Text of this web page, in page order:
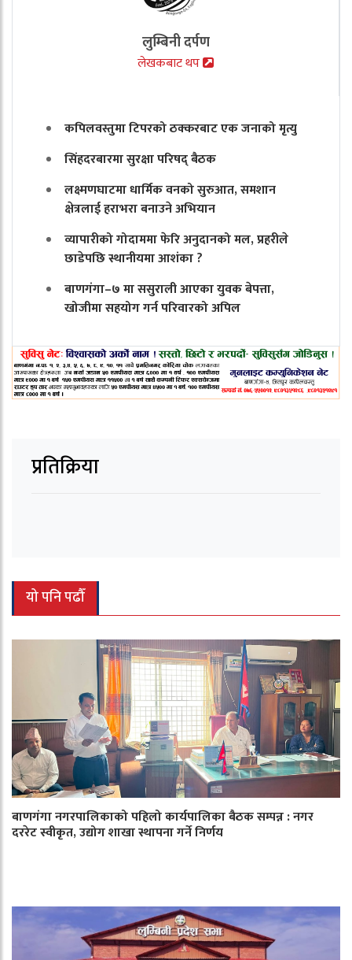
लुम्बिनी दर्पण
लेखकबाट थप
कपिलवस्तुमा टिपरको ठक्करबाट एक जनाको मृत्यु
सिंहदरबारमा सुरक्षा परिषद् बैठक
लक्ष्मणघाटमा धार्मिक वनको सुरुआत, समशान
क्षेत्रलाई हराभरा बनाउने अभियान
व्यापारीको गोदाममा फेरि अनुदानको मल, प्रहरीले
छाडेपछि स्थानीयमा आशंका ?
बाणगंगा–७ मा ससुराली आएका युवक बेपत्ता,
खोजीमा सहयोग गर्न परिवारको अपिल
प्रतिक्रिया
यो पनि पढौँ
बाणगंगा नगरपालिकाको पहिलो कार्यपालिका बैठक सम्पन्न : नगर
दररेट स्वीकृत, उद्योग शाखा स्थापना गर्ने निर्णय